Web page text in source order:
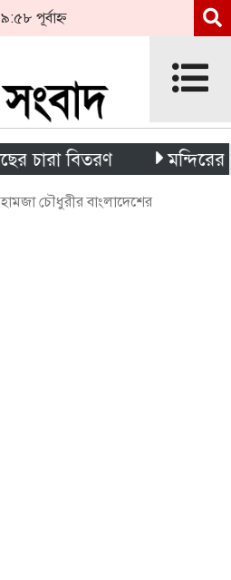
পূর্বাহ্ন
বিতরণ মন্দিরের
চৌধুরীর বাংলাদেশের